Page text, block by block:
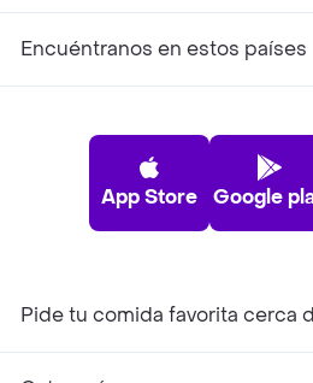
Encuéntranos en estos países
App Store Google
Pide tu comida favorita cerca